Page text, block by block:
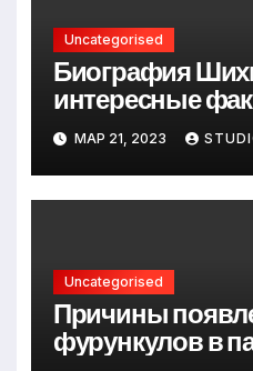
Uncategorised
Биография
интересные
и путь к успеху
МАР 21, 2023
Uncategorised
Причины
фурункулов в